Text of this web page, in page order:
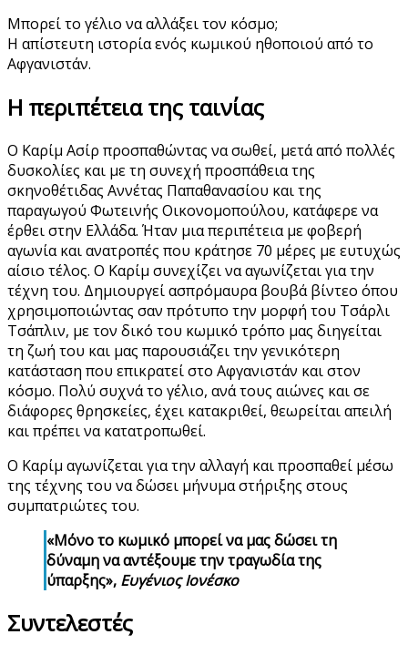
Μπορεί το γέλιο να αλλάξει τον κόσμο;
Η απίστευτη ιστορία ενός κωμικού ηθοποιού από το
Αφγανιστάν.
Η περιπέτεια της ταινίας
Ο Καρίμ Ασίρ προσπαθώντας να σωθεί, μετά από πολλές
δυσκολίες και με τη συνεχή προσπάθεια της
σκηνοθέτιδας Αννέτας Παπαθανασίου και της
παραγωγού Φωτεινής Οικονομοπούλου, κατάφερε να
έρθει στην Ελλάδα. Ήταν μια περιπέτεια με φοβερή
αγωνία και ανατροπές που κράτησε 70 μέρες με ευτυχώς
αίσιο τέλος. Ο Καρίμ συνεχίζει να αγωνίζεται για την
τέχνη του. Δημιουργεί ασπρόμαυρα βουβά βίντεο όπου
χρησιμοποιώντας σαν πρότυπο την μορφή του Τσάρλι
Τσάπλιν, με τον δικό του κωμικό τρόπο μας διηγείται
τη ζωή του και μας παρουσιάζει την γενικότερη
κατάσταση που επικρατεί στο Αφγανιστάν και στον
κόσμο. Πολύ συχνά το γέλιο, ανά τους αιώνες και σε
διάφορες θρησκείες, έχει κατακριθεί, θεωρείται απειλή
και πρέπει να κατατροπωθεί.
Ο Καρίμ αγωνίζεται για την αλλαγή και προσπαθεί μέσω
της τέχνης του να δώσει μήνυμα στήριξης στους
συμπατριώτες του.
«Μόνο το κωμικό μπορεί να μας δώσει τη
δύναμη να αντέξουμε την τραγωδία της
ύπαρξης», Ευγένιος Ιονέσκο
Συντελεστές